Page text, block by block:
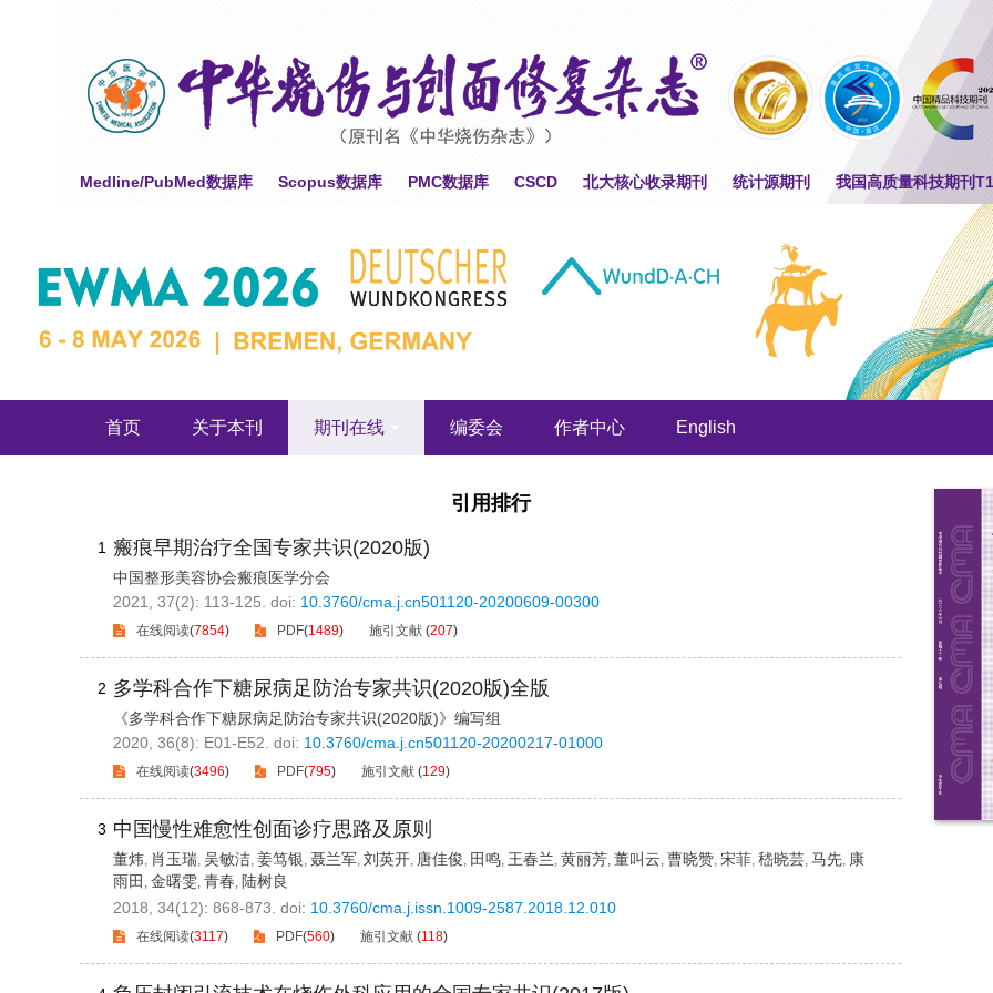
Medline/PubMed数据库 Scopus数据库 PMC数据库 CSCD 北大核心收录期刊 统计源期刊 我国高质量科技期刊
首页 关于本刊 期刊在线 编委会 作者中心 English
引用排行
1 瘢痕早期治疗全国专家共识(2020版)
中国整形美容协会瘢痕医学分会
2021, 37(2): 113-125. doi: 10.3760/cma.j.cn501120-20200609-00300
在线阅读(7854) PDF(1489) 施引文献 (207)
2 多学科合作下糖尿病足防治专家共识(2020版)全版
《多学科合作下糖尿病足防治专家共识(2020版)》编写组
2020, 36(8): E01-E52. doi: 10.3760/cma.j.cn501120-20200217-01000
在线阅读(3496) PDF(795) 施引文献 (129)
3 中国慢性难愈性创面诊疗思路及原则
董炜, 肖玉瑞, 吴敏洁, 姜笃银, 聂兰军, 刘英开, 唐佳俊, 田鸣, 王春兰, 黄丽芳, 董叫云, 曹晓赞, 宋菲, 嵇晓芸, 马先, 康
雨田 , 金曙雯, 青春, 陆树良
2018, 34(12): 868-873. doi: 10.3760/cma.j.issn.1009-2587.2018.12.010
在线阅读(3117) PDF(560) 施引文献 (118)